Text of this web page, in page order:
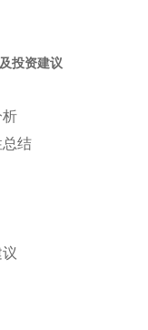
投资建议
析
结